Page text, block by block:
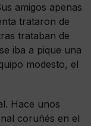
amigos apenas
trataron de
trataban de
iba a pique una
modesto, el
Hace unos
coruñés en el